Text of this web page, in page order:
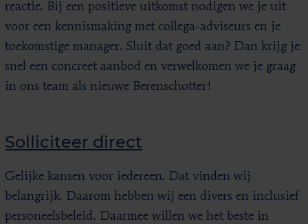
reactie. Bij een positieve uitkomst nodigen we je uit
voor een kennismaking met collega-adviseurs en je
toekomstige manager. Sluit dat goed aan? Dan krijg je
snel een concreet aanbod en verwelkomen we je graag
in ons team als nieuwe Berenschotter!
Solliciteer direct
Gelijke kansen voor iedereen. Dat vinden wij
belangrijk. Daarom hebben wij een divers en inclusief
personeelsbeleid. Daarmee willen we het beste in